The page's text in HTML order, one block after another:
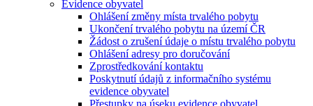
Evidence obyvatel
Ohlášení změny místa trvalého pobytu
Ukončení trvalého pobytu na území ČR
Žádost o zrušení údaje o místu trvalého pobytu
Ohlášení adresy pro doručování
Zprostředkování kontaktu
Poskytnutí údajů z informačního systému
evidence obyvatel
Přestupky na úseku evidence obyvatel